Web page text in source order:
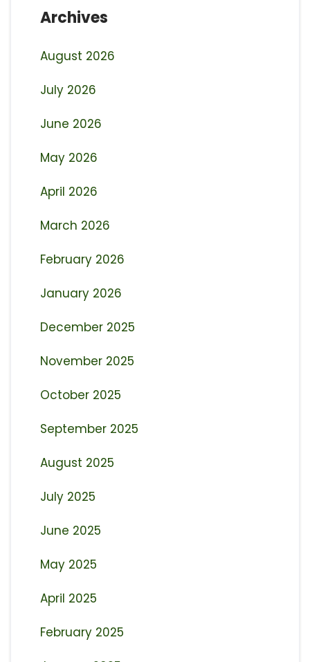
Archives
August 2026
July 2026
June 2026
May 2026
April 2026
March 2026
February 2026
January 2026
December 2025
November 2025
October 2025
September 2025
August 2025
July 2025
June 2025
May 2025
April 2025
February 2025